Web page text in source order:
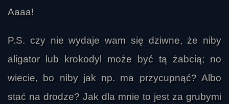
Aaaa!
P.S. czy nie wydaje wam się dziwne, że niby
aligator lub krokodyl może być tą żabcią; no
wiecie, bo niby jak np. ma przycupnąć? Albo
stać na drodze? Jak dla mnie to jest za grubymi